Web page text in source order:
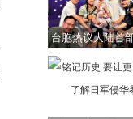
台胞热议大陆首